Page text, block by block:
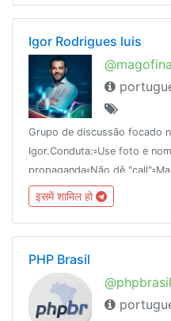
Igor Rodrigues luis
Grupo de discussão focado
Igor.Conduta:▫️Use foto e
propaganda▫️Não dê
इसमें शामिल हो
PHP Brasil
@phpbrasil